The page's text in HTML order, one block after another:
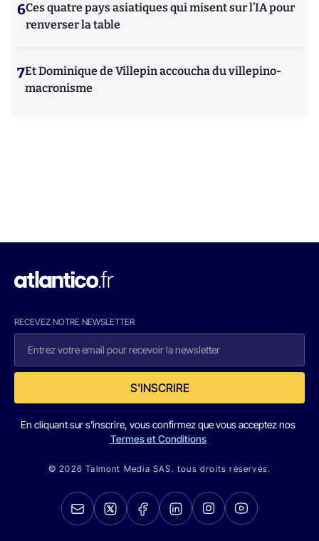
6Ces quatre pays asiatiques qui misent sur l’IA pour
renverser la table
7Et Dominique de Villepin accoucha du villepino-
macronisme
RECEVEZ NOTRE NEWSLETTER
S'INSCRIRE
En cliquant sur s'inscrire, vous confirmez que vous acceptez nos
Termes et Conditions
© 2026 Talmont Media SAS. tous droits réservés.